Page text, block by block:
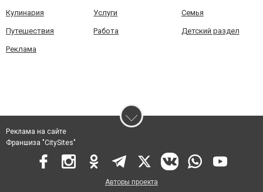
Кулинария Услуги Семья
Путешествия Работа Детский раздел
Реклама
Реклама на сайте
Франшиза "CitySites"
Авторы проекта